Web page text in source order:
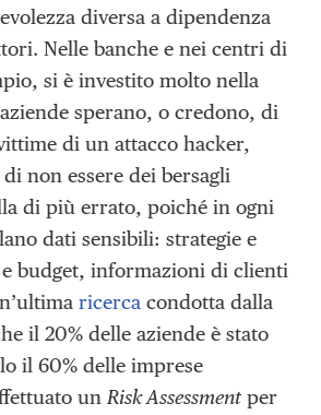
diversa a dipendenza
Nelle banche e nei centri di
si è investito molto nella
sperano, o credono, di
di un attacco hacker,
non essere dei bersagli
di più errato, poiché in ogni
dati sensibili: strategie e
budget, informazioni di clienti
ricerca condotta dalla
il 20% delle aziende è stato
il 60% delle imprese
un Risk Assessmentper